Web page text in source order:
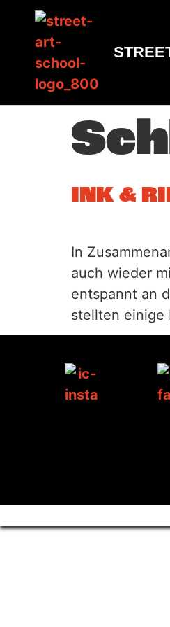
springen
INK &
In
auch wieder
entspannt an
stellten einige